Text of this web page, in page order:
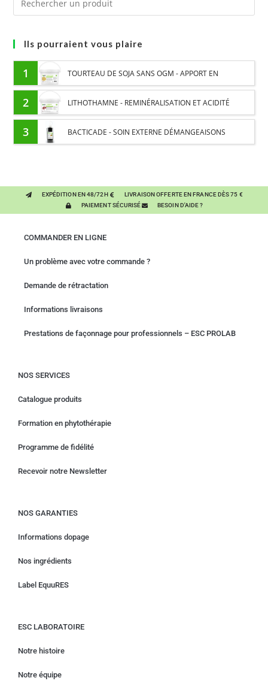
Ils pourraient vous plaire
1 TOURTEAU DE SOJA SANS OGM - APPORT EN
PROTÉINES ET SOUTIEN ÉNERGÉTIQUE POUR CHEVAUX
2 LITHOTHAMNE - REMINÉRALISATION ET ACIDITÉ
GASTRIQUE CHEVAL - PLANTE PURE
3 BACTICADE - SOIN EXTERNE DÉMANGEAISONS
EXPÉDITION EN 48/72H
LIVRAISON OFFERTE EN FRANCE DÈS 75 €
PAIEMENT SÉCURISÉ
BESOIN D'AIDE ?
COMMANDER EN LIGNE
Un problème avec votre commande ?
Demande de rétractation
Informations livraisons
Prestations de façonnage pour professionnels – ESC PROLAB
NOS SERVICES
Catalogue produits
Formation en phytothérapie
Programme de fidélité
Recevoir notre Newsletter
NOS GARANTIES
Informations dopage
Nos ingrédients
Label EquuRES
ESC LABORATOIRE
Notre histoire
Notre équipe